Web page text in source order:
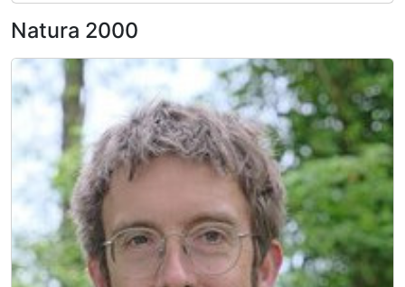
Natura 2000